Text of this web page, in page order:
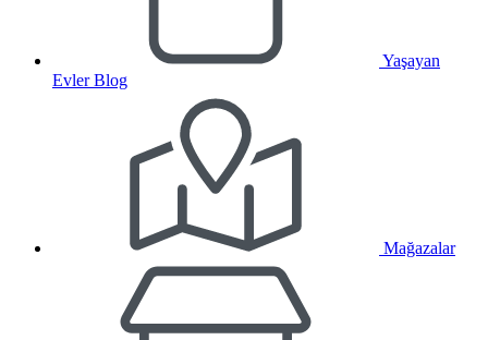
Yaşayan
Evler Blog
Mağazalar